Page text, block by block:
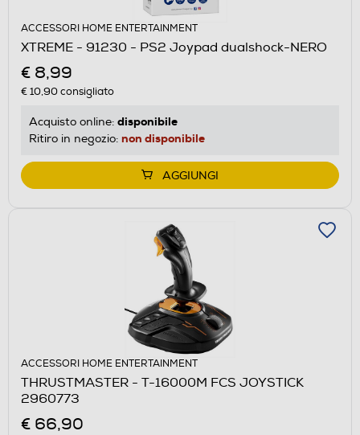
ACCESSORI HOME ENTERTAINMENT
XTREME - 91230 - PS2 Joypad dualshock-NERO
€ 8,99
€ 10,90consigliato
Acquisto online: disponibile
Ritiro in negozio: non disponibile
AGGIUNGI
ACCESSORI HOME ENTERTAINMENT
THRUSTMASTER - T-16000M FCS JOYSTICK
2960773
€ 66,90